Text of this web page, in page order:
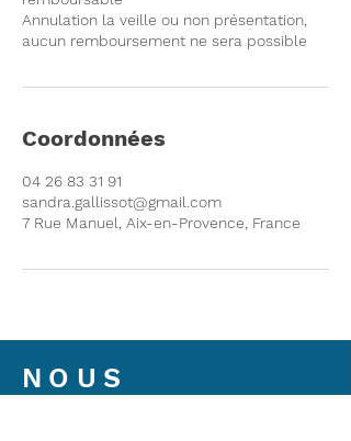
Annulation la veille ou non présentation,
aucun remboursement ne sera possible
Coordonnées
04 26 83 31 91
sandra.gallissot@gmail.com
7 Rue Manuel, Aix-en-Provence, France
NOUS